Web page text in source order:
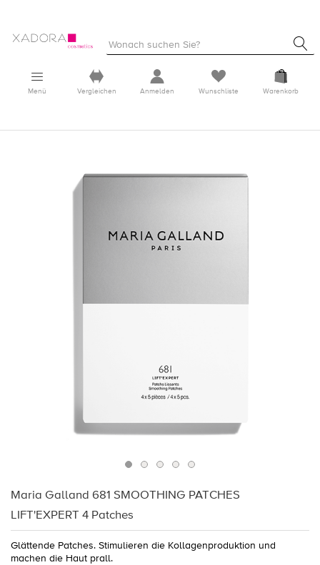
Menü Vergleichen Anmelden Wunschliste Warenkorb
Maria Galland 681 SMOOTHING PATCHES
LIFT'EXPERT 4 Patches
Glättende Patches. Stimulieren die Kollagenproduktion und
machen die Haut prall.